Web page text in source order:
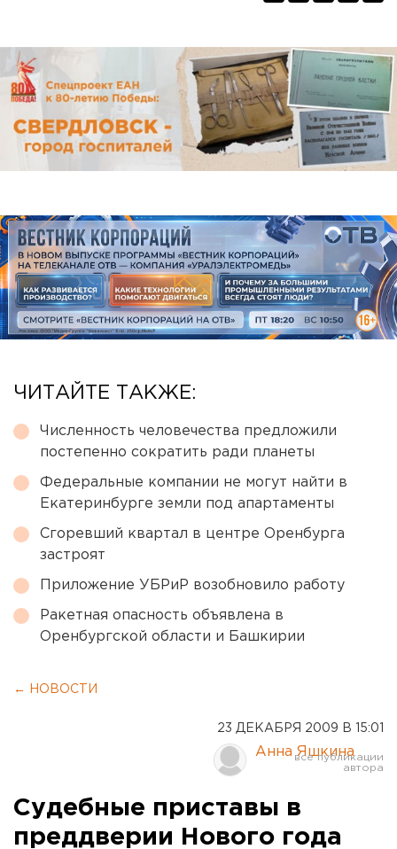
ЧИТАЙТЕ ТАКЖЕ:
Численность человечества предложили
постепенно сократить ради планеты
Федеральные компании не могут найти в
Екатеринбурге земли под апартаменты
Сгоревший квартал в центре Оренбурга
застроят
Приложение УБРиР возобновило работу
Ракетная опасность объявлена в
Оренбургской области и Башкирии
← НОВОСТИ
23 ДЕКАБРЯ 2009 В 15:01
Анна Яшкина
Судебные приставы в
преддверии Нового года